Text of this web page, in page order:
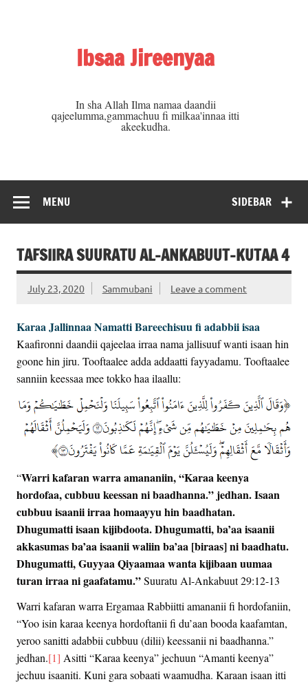
Ibsaa Jireenyaa
In sha Allah Ilma namaa daandii
qajeelumma,gammachuu fi milkaa'innaa itti
akeekudha.
SIDEBAR
MENU
TAFSIIRA SUURATU AL-ANKABUUT-KUTAA 4
July 23, 2020 Sammubani Leave a comment
Karaa Jallinnaa Namatti Bareechisuu fi adabbii isaa
Kaafironni daandii qajeelaa irraa nama jallisuuf wanti isaan hin
goone hin jiru. Tooftaalee adda addaatti fayyadamu. Tooftaalee
sanniin keessaa mee tokko haa ilaallu:
“Warri kafaran warra amananiin, “Karaa keenya
hordofaa, cubbuu keessan ni baadhanna.” jedhan. Isaan
cubbuu isaanii irraa homaayyu hin baadhatan.
Dhugumatti isaan kijibdoota. Dhugumatti, ba’aa isaanii
akkasumas ba’aa isaanii waliin ba’aa [biraas] ni baadhatu.
Dhugumatti, Guyyaa Qiyaamaa wanta kijibaan uumaa
turan irraa ni gaafatamu.”Suuratu Al-Ankabuut 29:12-13
Warri kafaran warra Ergamaa Rabbiitti amananii fi hordofaniin,
“Yoo isin karaa keenya hordoftanii fi du’aan booda kaafamtan,
yeroo sanitti adabbii cubbuu (dilii) keessanii ni baadhanna.”
jedhan.[1] Asitti “Karaa keenya” jechuun “Amanti keenya”
jechuu isaaniti. Kuni gara sobaati waamudha. Karaan isaan itti